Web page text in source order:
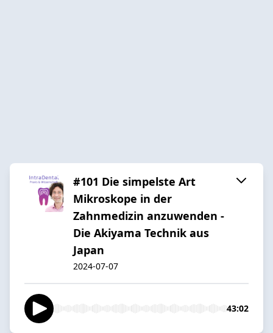
#101 Die simpelste Art
Mikroskope in der
Zahnmedizin anzuwenden -
Die Akiyama Technik aus
Japan
2024-07-07
43:02